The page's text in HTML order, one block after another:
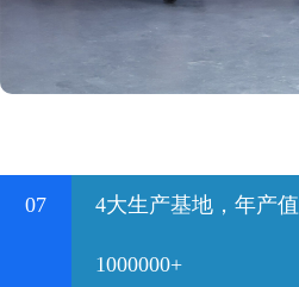
07 4大生产基地，年产值
1000000+